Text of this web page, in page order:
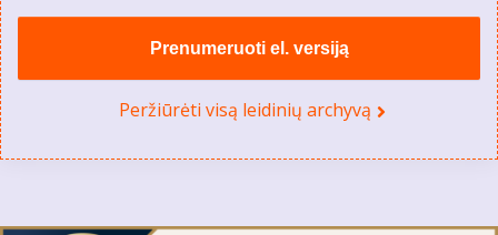
Prenumeruoti el. versiją
Peržiūrėti visą leidinių archyvą